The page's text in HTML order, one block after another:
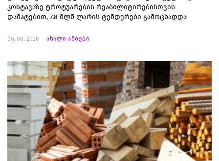
კოსტავაზე ტროტუარების რეაბილიტირებისთვის
დამატებით, 7.8 მლნ ლარის ტენდერები გამოცხადდა
06. 08. 2026 ახალი ამბები